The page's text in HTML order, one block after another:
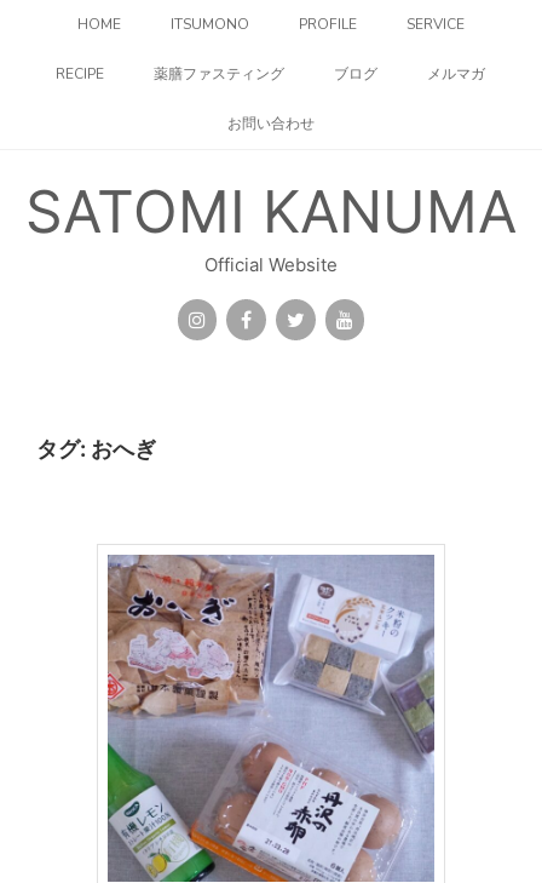
HOME ITSUMONO PROFILE SERVICE
RECIPE 薬膳ファスティング ブログ メルマガ
お問い合わせ
SATOMI KANUMA
Official Website
タグ: おへぎ
22 3月